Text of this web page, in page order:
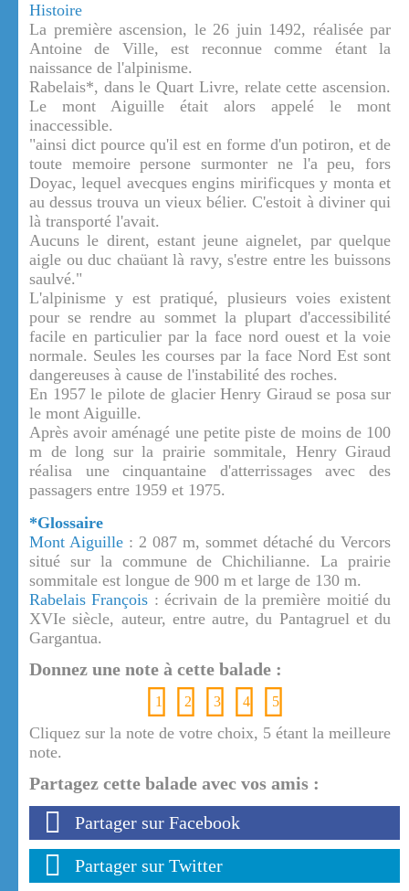
Histoire
La première ascension, le 26 juin 1492, réalisée par
Antoine de Ville, est reconnue comme étant la
naissance de l'alpinisme.
Rabelais*, dans le Quart Livre, relate cette ascension.
Le mont Aiguille était alors appelé le mont
inaccessible.
"ainsi dict pource qu'il est en forme d'un potiron, et de
toute memoire persone surmonter ne l'a peu, fors
Doyac, lequel avecques engins mirificques y monta et
au dessus trouva un vieux bélier. C'estoit à diviner qui
là transporté l'avait.
Aucuns le dirent, estant jeune aignelet, par quelque
aigle ou duc chaüant là ravy, s'estre entre les buissons
saulvé."
L'alpinisme y est pratiqué, plusieurs voies existent
pour se rendre au sommet la plupart d'accessibilité
facile en particulier par la face nord ouest et la voie
normale. Seules les courses par la face Nord Est sont
dangereuses à cause de l'instabilité des roches.
En 1957 le pilote de glacier Henry Giraud se posa sur
le mont Aiguille.
Après avoir aménagé une petite piste de moins de 100
m de long sur la prairie sommitale, Henry Giraud
réalisa une cinquantaine d'atterrissages avec des
passagers entre 1959 et 1975.
*Glossaire
Mont Aiguille : 2 087 m, sommet détaché du Vercors
situé sur la commune de Chichilianne. La prairie
sommitale est longue de 900 m et large de 130 m.
Rabelais François : écrivain de la première moitié du
XVIe siècle, auteur, entre autre, du Pantagruel et du
Gargantua.
Donnez une note à cette balade :
1 2 3 4 5
Cliquez sur la note de votre choix, 5 étant la meilleure
note.
Partagez cette balade avec vos amis :
Partager sur Facebook
Partager sur Twitter